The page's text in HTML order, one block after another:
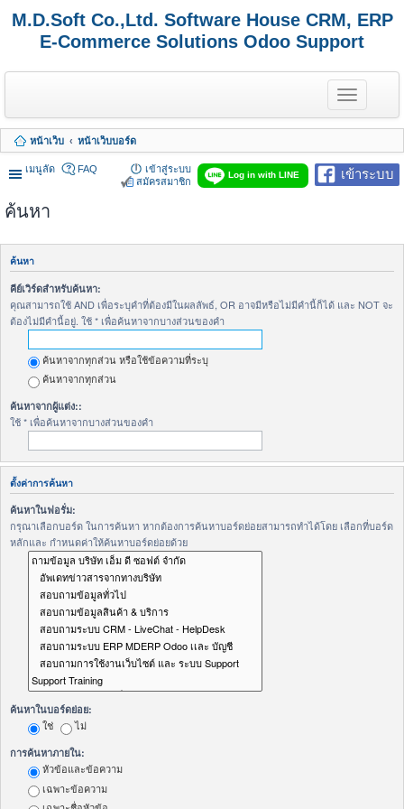
M.D.Soft Co.,Ltd. Software House CRM, ERP
E-Commerce Solutions Odoo Support
T
o
g
l
e
n
a
a
i
หน้าเว็บ หน้าเว็บบอร์ด
เมนูลัด เข้าระบบ
Log in with LINE
FAQ
เข้าสู่ระบบ
สมัครสมาชิก
ค้นหา
ค้นหา
คีย์เวิร์ดสำหรับค้นหา:
คุณสามารถใช้ AND เพื่อระบุคำที่ต้องมีในผลลัพธ์, OR อาจมีหรือไม่มีคำนี้ก็ได้ และ NOT จะ
ต้องไม่มีคำนี้อยู่. ใช้ * เพื่อค้นหาจากบางส่วนของคำ
ค้นหาจากทุกส่วน หรือใช้ข้อความที่ระบุ
ค้นหาจากทุกส่วน
ค้นหาจากผู้แต่ง::
ใช้ * เพื่อค้นหาจากบางส่วนของคำ
ตั้งค่าการค้นหา
ค้นหาในฟอรั่ม:
กรุณาเลือกบอร์ด ในการค้นหา หากต้องการค้นหาบอร์ดย่อยสามารถทำได้โดย เลือกที่บอร์ด
หลักและ กำหนดค่าให้ค้นหาบอร์ดย่อยด้วย
ค้นหาในบอร์ดย่อย:
ใช่ ไม่
การค้นหาภายใน:
หัวข้อและข้อความ
เฉพาะข้อความ